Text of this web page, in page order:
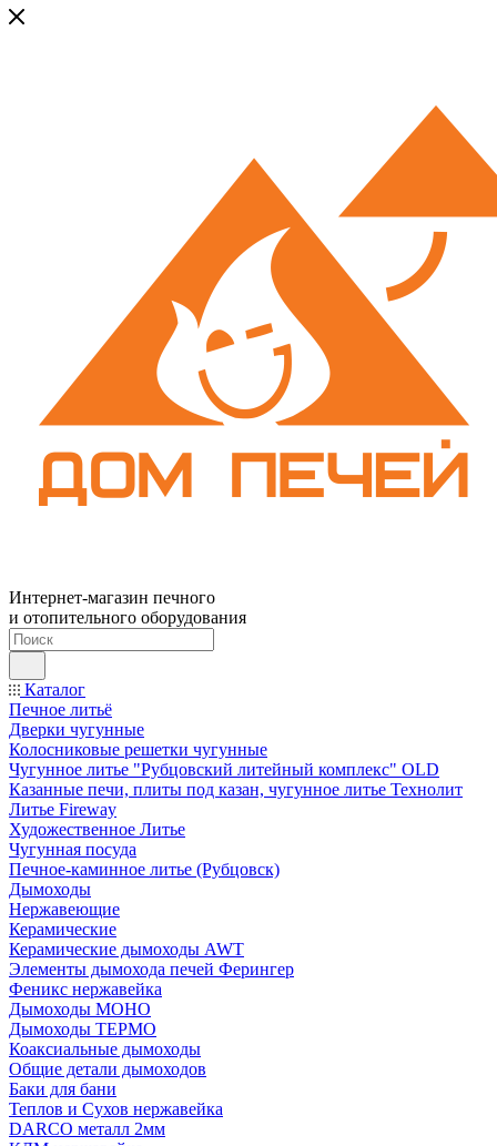
Интернет-магазин печного
и отопительного оборудования
Каталог
Печное литьё
Дверки чугунные
Колосниковые решетки чугунные
Чугунное литье "Рубцовский литейный комплекс" OLD
Казанные печи, плиты под казан, чугунное литье Технолит
Литье Fireway
Художественное Литье
Чугунная посуда
Печное-каминное литье (Рубцовск)
Дымоходы
Нержавеющие
Керамические
Керамические дымоходы AWT
Элементы дымохода печей Ферингер
Феникс нержавейка
Дымоходы МОНО
Дымоходы ТЕРМО
Коаксиальные дымоходы
Общие детали дымоходов
Баки для бани
Теплов и Сухов нержавейка
DARCO металл 2мм